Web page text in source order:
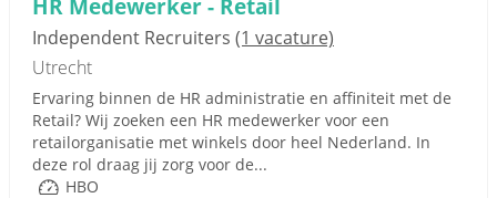
HR Medewerker - Retail
Independent Recruiters (1 vacature)
Utrecht
Ervaring binnen de HR administratie en affiniteit met de
Retail? Wij zoeken een HR medewerker voor een
retailorganisatie met winkels door heel Nederland. In
deze rol draag jij zorg voor de...
HBO